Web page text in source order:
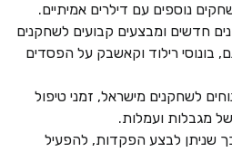
נוספים עם דילרים אמיתיים.
חדשים ומבצעים קבועים לשחקנים
בונוסי רילוד וקאשבק על הפסדים
לשחקנים מישראל, זמני טיפול
מגבלות ועמלות.
שניתן לבצע הפקדות, להפעיל